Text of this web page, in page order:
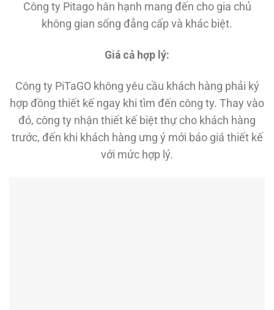
Công ty Pitago hân hạnh mang đến cho gia chủ
không gian sống đẳng cấp và khác biệt.
Giá cả hợp lý:
Công ty PiTaGO không yêu cầu khách hàng phải ký
hợp đồng thiết kế ngay khi tìm đến công ty. Thay vào
đó, công ty nhận thiết kế biệt thự cho khách hàng
trước, đến khi khách hàng ưng ý mới báo giá thiết kế
với mức hợp lý.